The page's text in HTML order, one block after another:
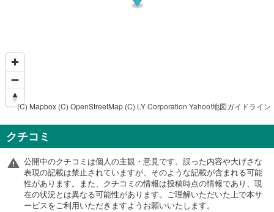
(C) Mapbox (C) OpenStreetMap (C) LY Corporation Yahoo!地図ガイドライン
クチコミ
公開中のクチコミは個人の主観・意見です。誤った内容や大げさな
表現の記載は禁止されていますが、そのような記載が含まれる可能
性があります。また、クチコミの情報は投稿時点の情報であり、現
在の状況とは異なる可能性があります。ご理解いただいた上で本サ
ービスをご利用いただきますようお願いいたします。